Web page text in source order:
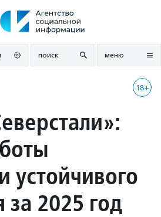
поиск меню
18+
устойчивого
за 2025 год